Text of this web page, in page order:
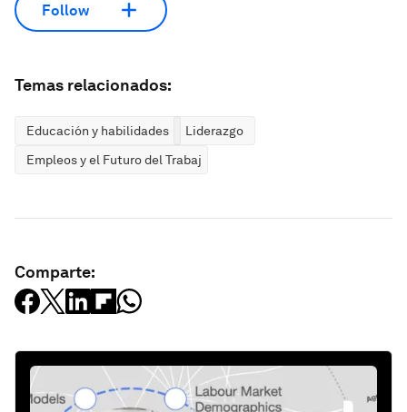
Follow
Temas relacionados:
Educación y habilidades
Liderazgo
Empleos y el Futuro del Trabajo
Comparte: